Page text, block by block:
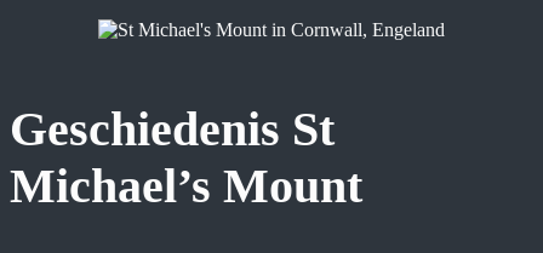
Geschiedenis St
Michael’s Mount